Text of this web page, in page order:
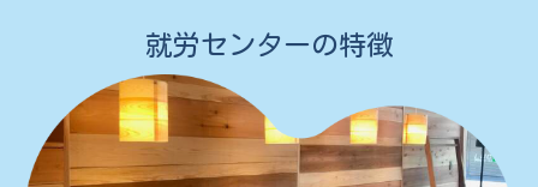
就労センターの特徴